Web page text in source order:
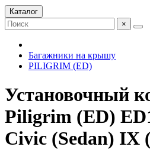
Каталог
×
Багажники на крышу
PILIGRIM (ED)
Установочный
Piligrim (ED)
Civic (Sedan) IХ